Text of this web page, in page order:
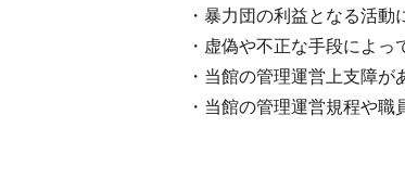
・暴力団の利益となる活
・虚偽や不正な手段によ
・当館の管理運営上支障
・当館の管理運営規程や